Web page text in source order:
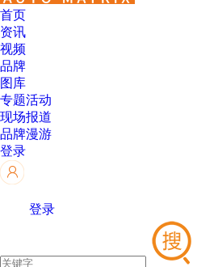
首页
资讯
视频
品牌
图库
专题活动
现场报道
品牌漫游
登录
登录